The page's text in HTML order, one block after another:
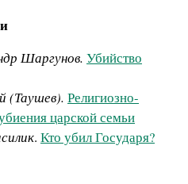
Шаргунов. Убийство
(Таушев). Религиозно-
царской семьи
. Кто убил Государя?